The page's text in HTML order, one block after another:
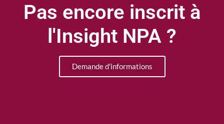
Pas encore inscrit à
l'Insight NPA ?
Demande d'informations